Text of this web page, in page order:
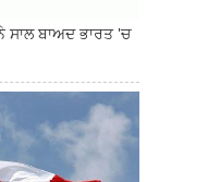
ਬਾਅਦ ਭਾਰਤ 'ਚ